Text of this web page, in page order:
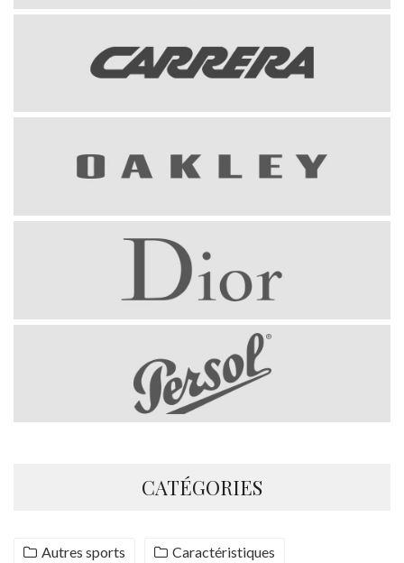
CATÉGORIES
Autres sports Caractéristiques